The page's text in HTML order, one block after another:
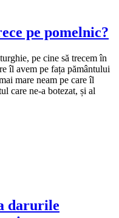
pe pomelnic?
pe cine să trecem în
îl avem pe fața pământului
mare neam pe care îl
care ne-a botezat, și al
darurile